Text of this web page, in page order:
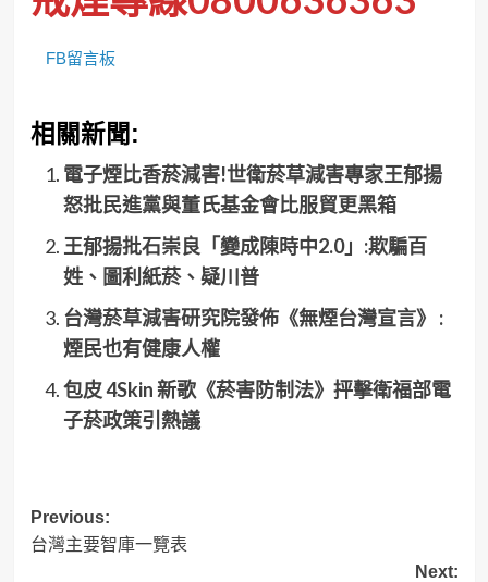
FB留言板
相關新聞:
電子煙比香菸減害!世衛菸草減害專家王郁揚
怒批民進黨與董氏基金會比服貿更黑箱
王郁揚批石崇良「變成陳時中2.0」:欺騙百
姓、圖利紙菸、疑川普
台灣菸草減害研究院發佈《無煙台灣宣言》 :
煙民也有健康人權
包皮 4Skin 新歌《菸害防制法》抨擊衛福部電
子菸政策引熱議
Post
navigation
Previous:
台灣主要智庫一覽表
Next: